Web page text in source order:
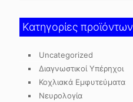
Κατηγορίες προϊόντων
Uncategorized
Διαγνωστικοί Υπέρηχοι
Κοχλιακά Εμφυτεύματα
Νευρολογία